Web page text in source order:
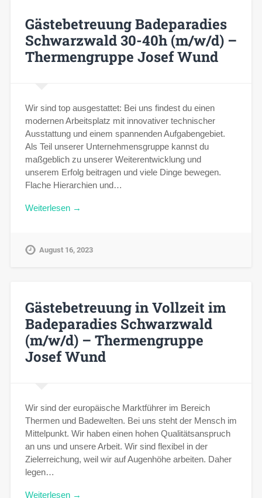
Gästebetreuung Badeparadies
Schwarzwald 30-40h (m/w/d) –
Thermengruppe Josef Wund
Wir sind top ausgestattet: Bei uns findest du einen
modernen Arbeitsplatz mit innovativer technischer
Ausstattung und einem spannenden Aufgabengebiet.
Als Teil unserer Unternehmensgruppe kannst du
maßgeblich zu unserer Weiterentwicklung und
unserem Erfolg beitragen und viele Dinge bewegen.
Flache Hierarchien und…
Weiterlesen →
August 16, 2023
Gästebetreuung in Vollzeit im
Badeparadies Schwarzwald
(m/w/d) – Thermengruppe
Josef Wund
Wir sind der europäische Marktführer im Bereich
Thermen und Badewelten. Bei uns steht der Mensch im
Mittelpunkt. Wir haben einen hohen Qualitätsanspruch
an uns und unsere Arbeit. Wir sind flexibel in der
Zielerreichung, weil wir auf Augenhöhe arbeiten. Daher
legen…
Weiterlesen →